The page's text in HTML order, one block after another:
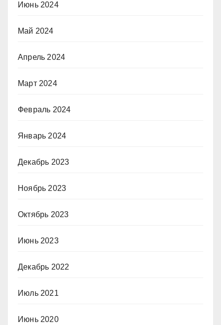
Июнь 2024
Май 2024
Апрель 2024
Март 2024
Февраль 2024
Январь 2024
Декабрь 2023
Ноябрь 2023
Октябрь 2023
Июнь 2023
Декабрь 2022
Июль 2021
Июнь 2020